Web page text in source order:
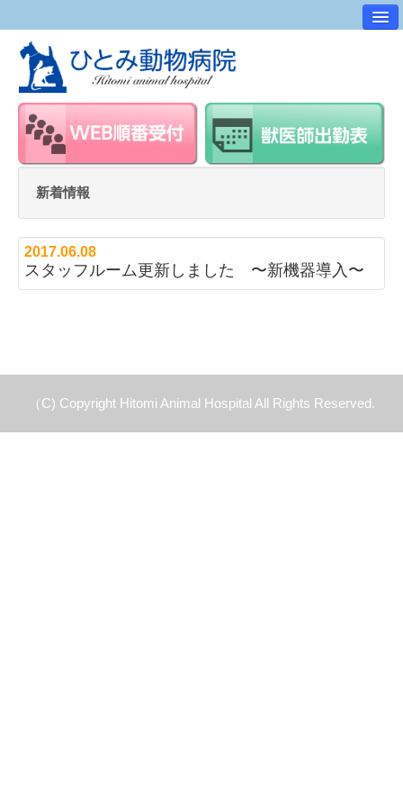
病院案内
交通アクセス
ワンポイントアドバイス
スタッフ紹介
求人・採用情報
新着情報
2017.06.08
スタッフルーム更新しました 〜新機器導入〜
（C) Copyright Hitomi Animal Hospital All Rights Reserved.